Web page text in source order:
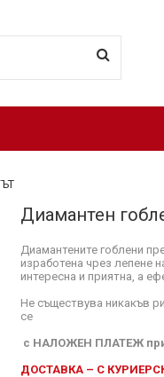
Диамантен
Диамантените гоблени
изработена чрез лепене
интересна и приятна, а
Не съществува никакъв
се
с НАЛОЖЕН ПЛАТЕЖ
ДОСТАВКА – С